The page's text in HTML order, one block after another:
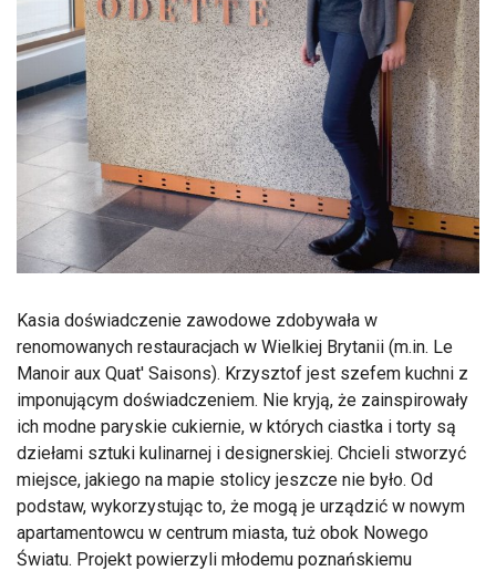
Kasia doświadczenie zawodowe zdobywała w
renomowanych restauracjach w Wielkiej Brytanii (m.in. Le
Manoir aux Quat' Saisons). Krzysztof jest szefem kuchni z
imponującym doświadczeniem. Nie kryją, że zainspirowały
ich modne paryskie cukiernie, w których ciastka i torty są
dziełami sztuki kulinarnej i designerskiej. Chcieli stworzyć
miejsce, jakiego na mapie stolicy jeszcze nie było. Od
podstaw, wykorzystując to, że mogą je urządzić w nowym
apartamentowcu w centrum miasta, tuż obok Nowego
Światu. Projekt powierzyli młodemu poznańskiemu